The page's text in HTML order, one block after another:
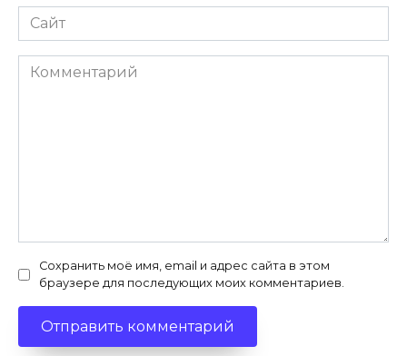
Сайт
Комментарий
Сохранить моё имя, email и адрес сайта в этом
браузере для последующих моих комментариев.